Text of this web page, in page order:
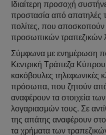
Ιδιαίτερη προσοχή
προστασία από απατηλές
πολίτες, που
προσωπικών τραπεζικών
Σύμφωνα με ενημέρωση
Κεντρική Τράπεζα
κακόβουλες τηλεφωνικές
πρόσωπα, που ζητούν από
αναφέρουν τα στοιχεία
λογαριασμών τους. Σε
της απάτης αναφέρουν
τα χρήματα των